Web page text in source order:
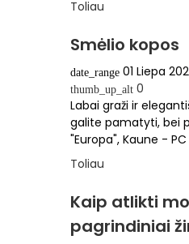
Toliau
Smėlio kopos
date_range 01 Liepa
thumb_up_alt 0
Labai graži ir
galite pamatyti, bei
"Europa", Kaune -
Toliau
Kaip atlikti
pagrindiniai